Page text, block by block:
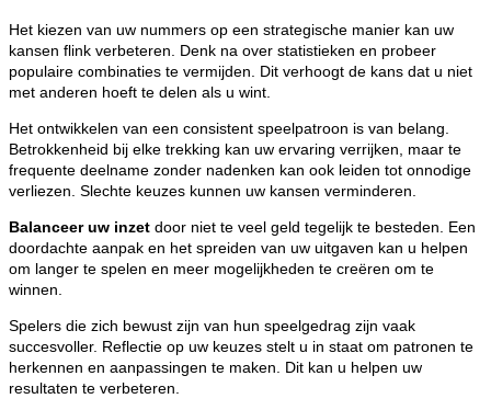
Het kiezen van uw nummers op een strategische manier kan uw
kansen flink verbeteren. Denk na over statistieken en probeer
populaire combinaties te vermijden. Dit verhoogt de kans dat u niet
met anderen hoeft te delen als u wint.
Het ontwikkelen van een consistent speelpatroon is van belang.
Betrokkenheid bij elke trekking kan uw ervaring verrijken, maar te
frequente deelname zonder nadenken kan ook leiden tot onnodige
verliezen. Slechte keuzes kunnen uw kansen verminderen.
Balanceer uw inzet door niet te veel geld tegelijk te besteden. Een
doordachte aanpak en het spreiden van uw uitgaven kan u helpen
om langer te spelen en meer mogelijkheden te creëren om te
winnen.
Spelers die zich bewust zijn van hun speelgedrag zijn vaak
succesvoller. Reflectie op uw keuzes stelt u in staat om patronen te
herkennen en aanpassingen te maken. Dit kan u helpen uw
resultaten te verbeteren.